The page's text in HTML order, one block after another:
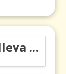
Carlos Manuel Vesga lleva el nombre de Colombia a los Emmy